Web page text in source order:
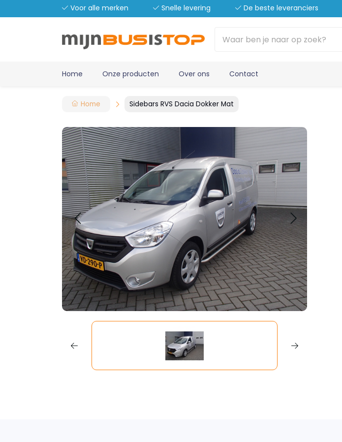
Voor alle merken Snelle levering De beste leveranciers
Home Onze producten Over ons Contact
Home Sidebars RVS Dacia Dokker Mat